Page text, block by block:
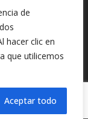
de
hacer clic en
que utilicemos
Aceptar todo